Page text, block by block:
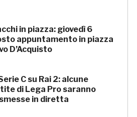
in piazza: giovedì 6
appuntamento in piazza
D’Acquisto
C su Rai 2: alcune
di Lega Pro saranno
in diretta